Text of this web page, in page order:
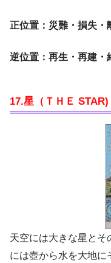
正位置：災難・損失・
逆位置：再生・再建・
17.星（ＴＨＥ STAR)
天空には大きな星とそ
には壺から水を大地に